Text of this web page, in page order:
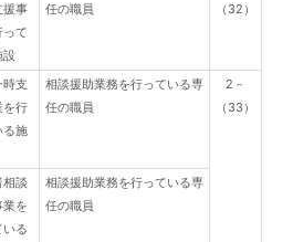
援事
って
設
任の職員
（32）
時支
を行
る施
相談援助業務を行っている専
任の職員
2－
（33）
相談
業を
いる
相談援助業務を行っている専
任の職員